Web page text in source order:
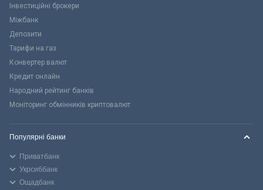
Інвестиційні брокери
Міжбанк
Депозити
Тарифи на газ
Конвертер валют
Кредит онлайн
Народний рейтинг банків
Моніторинг обмінників криптовалют
Популярні банки
Приватбанк
Укрсиббанк
Ощадбанк